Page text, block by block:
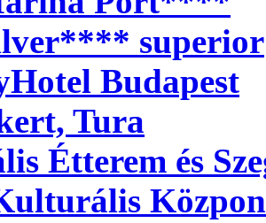
superior
Budapest
Tura
Étterem és